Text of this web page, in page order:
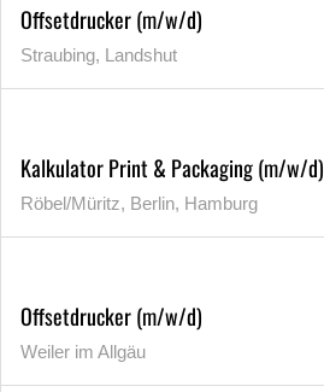
Offsetdrucker (m/w/d)
Straubing, Landshut
Kalkulator Print & Packaging (m/w/d)
Röbel/Müritz, Berlin, Hamburg
Offsetdrucker (m/w/d)
Weiler im Allgäu